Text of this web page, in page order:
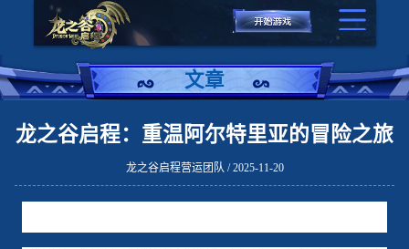
文章
龙之谷启程：重温阿尔特里亚的冒险之旅
龙之谷启程营运团队 / 2025-11-20